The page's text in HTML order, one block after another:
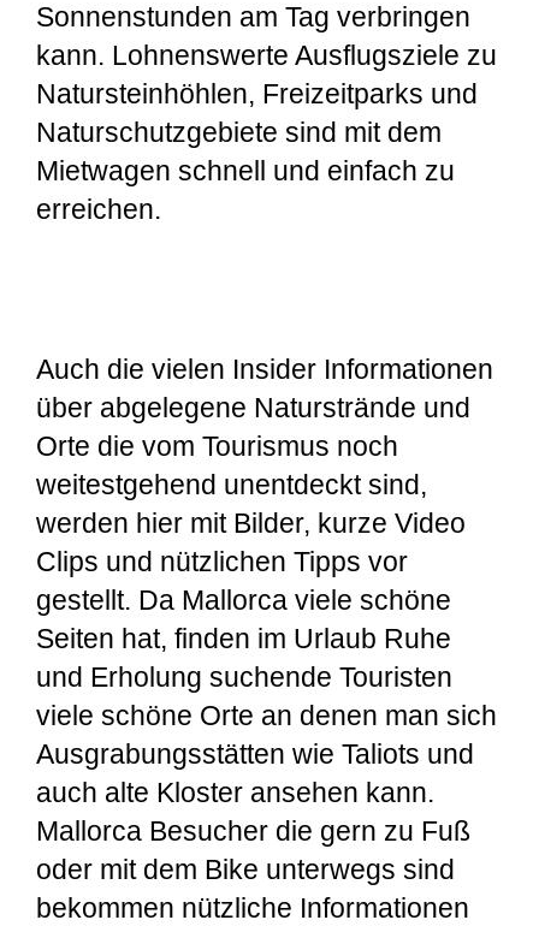
Sonnenstunden am Tag verbringen
kann. Lohnenswerte Ausflugsziele zu
Natursteinhöhlen, Freizeitparks und
Naturschutzgebiete sind mit dem
Mietwagen schnell und einfach zu
erreichen.
Auch die vielen Insider Informationen
über abgelegene Naturstrände und
Orte die vom Tourismus noch
weitestgehend unentdeckt sind,
werden hier mit Bilder, kurze Video
Clips und nützlichen Tipps vor
gestellt. Da Mallorca viele schöne
Seiten hat, finden im Urlaub Ruhe
und Erholung suchende Touristen
viele schöne Orte an denen man sich
Ausgrabungsstätten wie Taliots und
auch alte Kloster ansehen kann.
Mallorca Besucher die gern zu Fuß
oder mit dem Bike unterwegs sind
bekommen nützliche Informationen